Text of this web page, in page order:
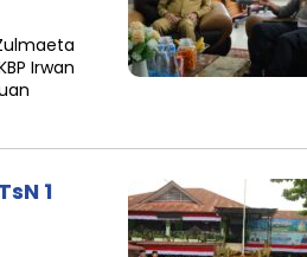
Irwan
1